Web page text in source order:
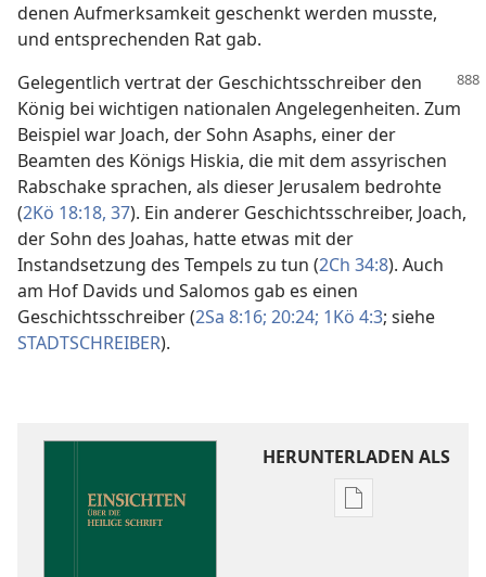
denen Aufmerksamkeit geschenkt werden musste,
und entsprechenden Rat gab.
Gelegentlich vertrat der Geschichtsschreiber den
König bei wichtigen nationalen Angelegenheiten. Zum
Beispiel war Joach, der Sohn Asaphs, einer der
Beamten des Königs Hiskia, die mit dem assyrischen
Rabschake sprachen, als dieser Jerusalem bedrohte
(2Kö 18:18, 37). Ein anderer Geschichtsschreiber, Joach,
der Sohn des Joahas, hatte etwas mit der
Instandsetzung des Tempels zu tun (2Ch 34:8). Auch
am Hof Davids und Salomos gab es einen
Geschichtsschreiber (2Sa 8:16; 20:24; 1Kö 4:3; siehe
STADTSCHREIBER).
HERUNTERLADEN ALS